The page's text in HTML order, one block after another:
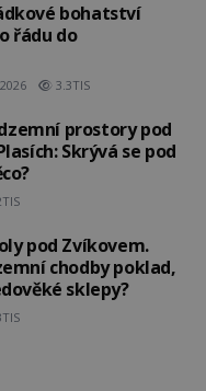
bohatství
řádu do
3.3TIS
prostory pod
Skrývá se pod
pod Zvíkovem.
chodby poklad,
sklepy?